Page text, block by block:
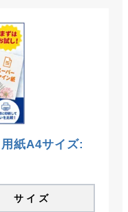
紙A4サイズ:
サイズ